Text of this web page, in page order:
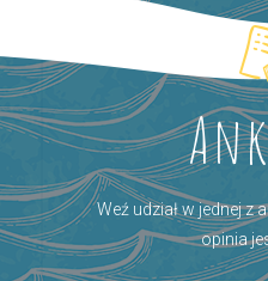
Weź udział w jednej z
opinia